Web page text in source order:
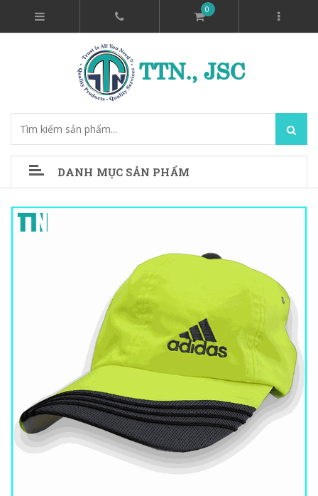
0
DANH MỤC SẢN PHẨM